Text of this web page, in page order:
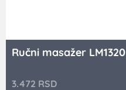
Ručni masažer LM1320
3.472 RSD